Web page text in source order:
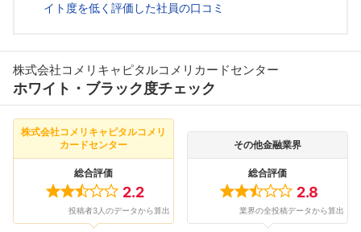
イト度を低く評価した社員の口コミ
株式会社コメリキャピタルコメリカードセンター
ホワイト・ブラック度チェック
株式会社コメリキャピタルコメリ
カードセンター
総合評価
2.2
投稿者3人のデータから算出
その他金融業界
総合評価
2.8
業界の全投稿データから算出